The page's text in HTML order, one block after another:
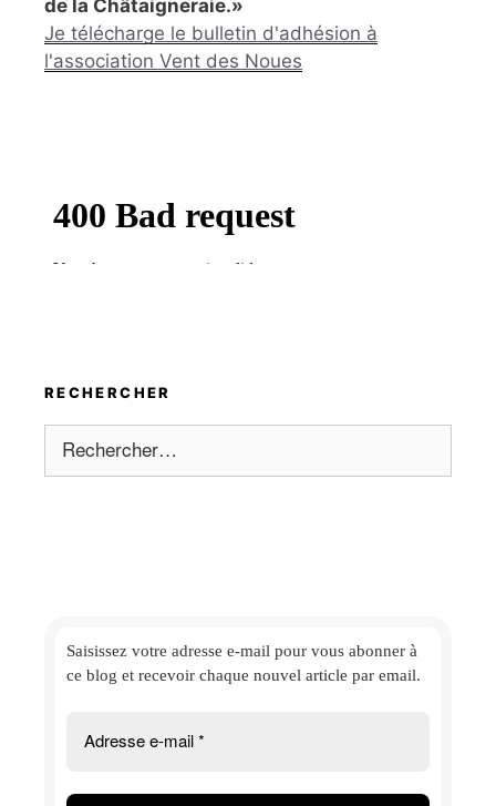
de la Châtaigneraie.»
Je télécharge le bulletin d'adhésion à
l'association Vent des Noues
RECHERCHER
Rechercher :
Saisissez votre adresse e-mail pour vous abonner à
ce blog et recevoir chaque nouvel article par email.